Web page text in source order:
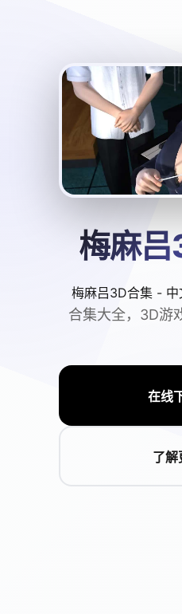
梅麻
梅麻吕3D合集 -
合集大全，3D游
在线
了解